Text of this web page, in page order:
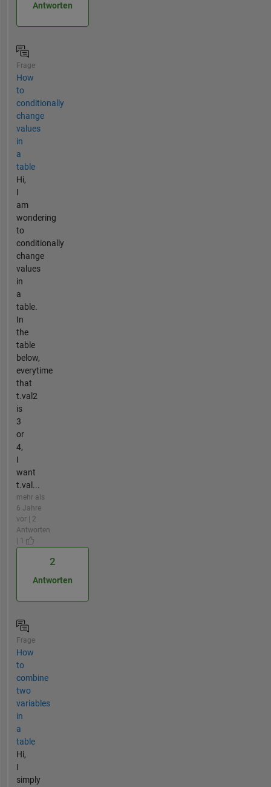
Antworten
Frage
How
to
conditionally
change
values
in
a
table
Hi,
I
am
wondering
to
conditionally
change
values
in
a
table.
In
the
table
below,
everytime
that
t.val2
is
3
or
4,
I
want
t.val...
mehr als
6 Jahre
vor | 2
Antworten
| 1
2
Antworten
Frage
How
to
combine
two
variables
in
a
table
Hi,
I
simply